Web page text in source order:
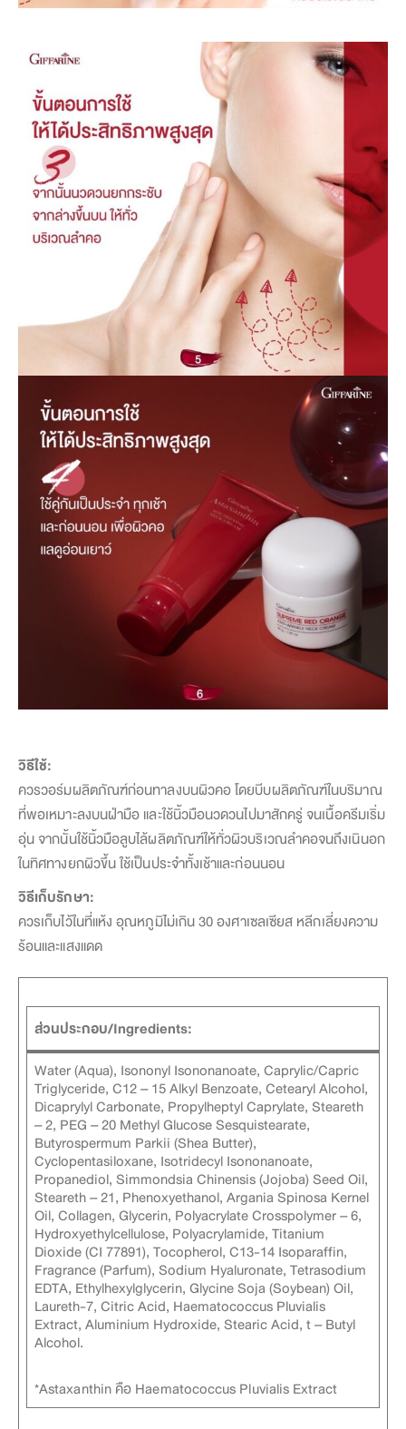
วิธีใช้:
ควรวอร์มผลิตภัณฑ์ก่อนทาลงบนผิวคอ โดยบีบผลิตภัณฑ์ในบริมาณ
ที่พอเหมาะลงบนฝ่ามือ และใช้นิ้วมือนวดวนไปมาสักครู่ จนเนื้อครีมเริ่ม
อุ่น จากนั้นใช้นิ้วมือลูบไล้ผลิตภัณฑ์ให้ทั่วผิวบริเวณลำคอจนถึงเนินอก
ในทิศทางยกผิวขึ้น ใช้เป็นประจำทั้งเช้าและก่อนนอน
วิธีเก็บรักษา:
ควรเก็บไว้ในที่แห้ง อุณหภูมิไม่เกิน 30 องศาเซลเซียส หลีกเลี่ยงความ
ร้อนและแสงแดด
ส่วนประกอบ/Ingredients:
Water (Aqua), Isononyl Isononanoate, Caprylic/Capric
Triglyceride, C12 – 15 Alkyl Benzoate, Cetearyl Alcohol,
Dicaprylyl Carbonate, Propylheptyl Caprylate, Steareth
– 2, PEG – 20 Methyl Glucose Sesquistearate,
Butyrospermum Parkii (Shea Butter),
Cyclopentasiloxane, Isotridecyl Isononanoate,
Propanediol, Simmondsia Chinensis (Jojoba) Seed Oil,
Steareth – 21, Phenoxyethanol, Argania Spinosa Kernel
Oil, Collagen, Glycerin, Polyacrylate Crosspolymer – 6,
Hydroxyethylcellulose, Polyacrylamide, Titanium
Dioxide (CI 77891), Tocopherol, C13-14 Isoparaffin,
Fragrance (Parfum), Sodium Hyaluronate, Tetrasodium
EDTA, Ethylhexylglycerin, Glycine Soja (Soybean) Oil,
Laureth-7, Citric Acid, Haematococcus Pluvialis
Extract, Aluminium Hydroxide, Stearic Acid, t – Butyl
Alcohol.
*Astaxanthin คือ Haematococcus Pluvialis Extract